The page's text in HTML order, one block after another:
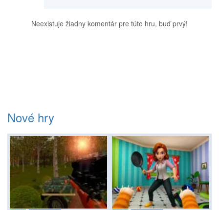
Neexistuje žiadny komentár pre túto hru, buď prvý!
Nové hry